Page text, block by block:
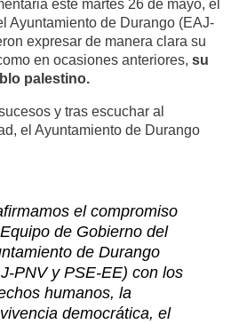
este martes 26 de mayo, el
Ayuntamiento de Durango (EAJ-
expresar de manera clara su
en ocasiones anteriores, su
palestino.
y tras escuchar al
el Ayuntamiento de Durango
el compromiso
de Gobierno del
de Durango
PNV y PSE-EE) con los
humanos, la
democrática, el